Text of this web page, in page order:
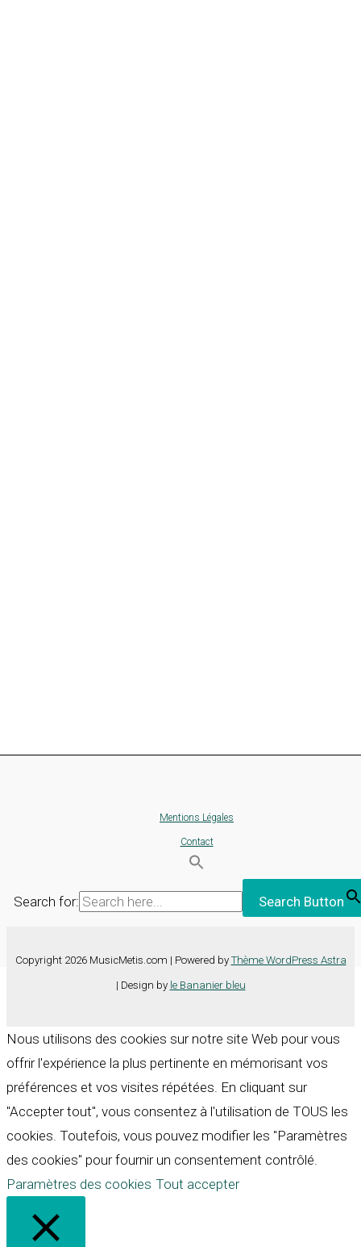
Mentions Légales
Contact
Search for: Search Button
Copyright 2026 MusicMetis.com | Powered by Thème WordPress Astra
| Design by le Bananier bleu
Nous utilisons des cookies sur notre site Web pour vous
offrir l'expérience la plus pertinente en mémorisant vos
préférences et vos visites répétées. En cliquant sur
"Accepter tout", vous consentez à l'utilisation de TOUS les
cookies. Toutefois, vous pouvez modifier les "Paramètres
des cookies" pour fournir un consentement contrôlé.
Paramètres des cookies Tout accepter